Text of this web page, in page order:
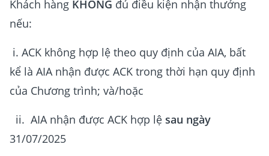
Khách hàng KHÔNG đủ điều kiện nhận thưởng
nếu:
i. ACK không hợp lệ theo quy định của AIA, bất
kể là AIA nhận được ACK trong thời hạn quy định
của Chương trình; và/hoặc
ii. AIA nhận được ACK hợp lệ sau ngày
31/07/2025